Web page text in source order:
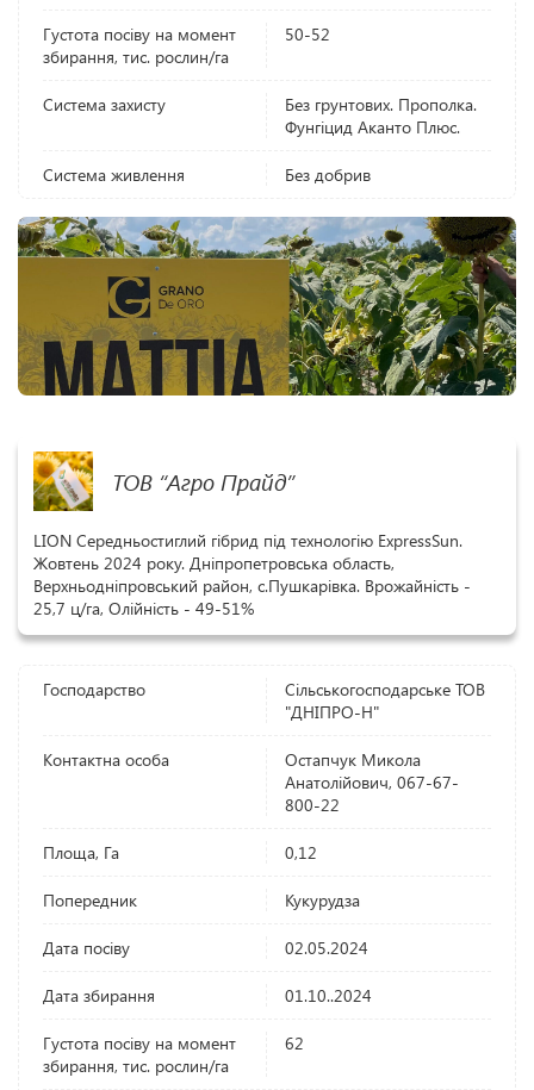
Густота посіву на момент
збирання, тис. рослин/га
50-52
Система захисту
Без грунтових. Прополка.
Фунгіцид Аканто Плюс.
Система живлення Без добрив
ТОВ “Агро Прайд”
LION Середньостиглий гібрид під технологію ExpressSun.
Жовтень 2024 року. Дніпропетровська область,
Верхньодніпровський район, с.Пушкарівка. Врожайність -
25,7 ц/га, Олійність - 49-51%
Господарство
Сільськогосподарське ТОВ
"ДНІПРО-Н"
Контактна особа
Остапчук Микола
Анатолійович, 067-67-
800-22
Площа, Га 0,12
Попередник Кукурудза
Дата посіву 02.05.2024
Дата збирання 01.10..2024
Густота посіву на момент
збирання, тис. рослин/га
62